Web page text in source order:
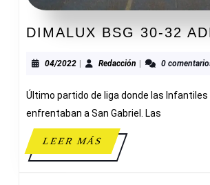
DIMALUX BSG 30-32
04/202204/2022
| Redacción Redacción
| 0
Último partido de liga donde las Infantiles
enfrentaban a San Gabriel. Las
LEER MÁSLEER
MÁS